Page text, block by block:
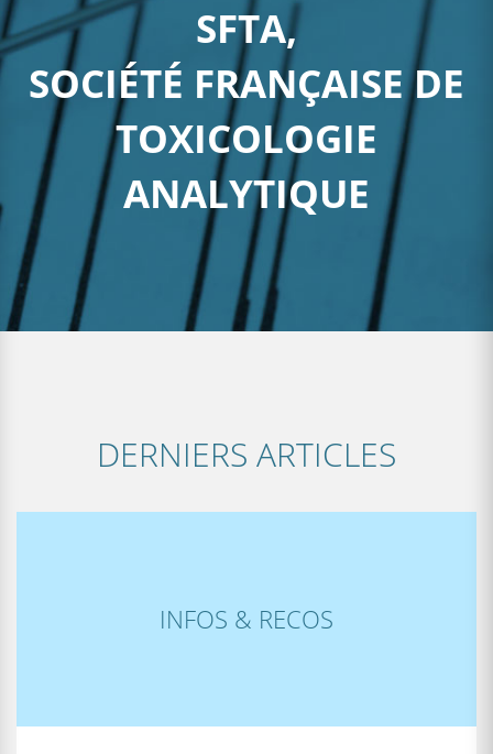
SFTA,
SOCIÉTÉ FRANÇAISE DE
TOXICOLOGIE
ANALYTIQUE
DERNIERS ARTICLES
INFOS & RECOS